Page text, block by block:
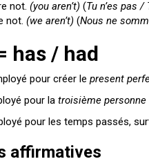
not. (you aren’t) (Tu n’es pas /
not. (we aren’t) (Nous ne
has / had
pour créer le present
pour la troisième personne
pour les temps passés,
affirmatives